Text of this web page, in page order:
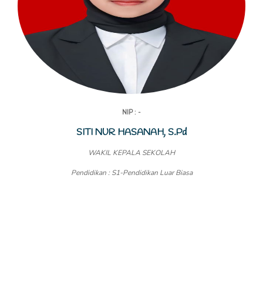
NIP : -
SITI NUR HASANAH, S.Pd
WAKIL KEPALA SEKOLAH
Pendidikan : S1-Pendidikan Luar Biasa